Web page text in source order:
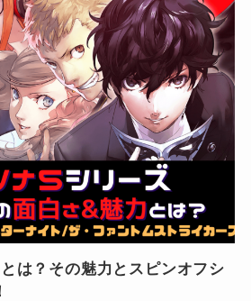
は？その魅力とスピンオフシ